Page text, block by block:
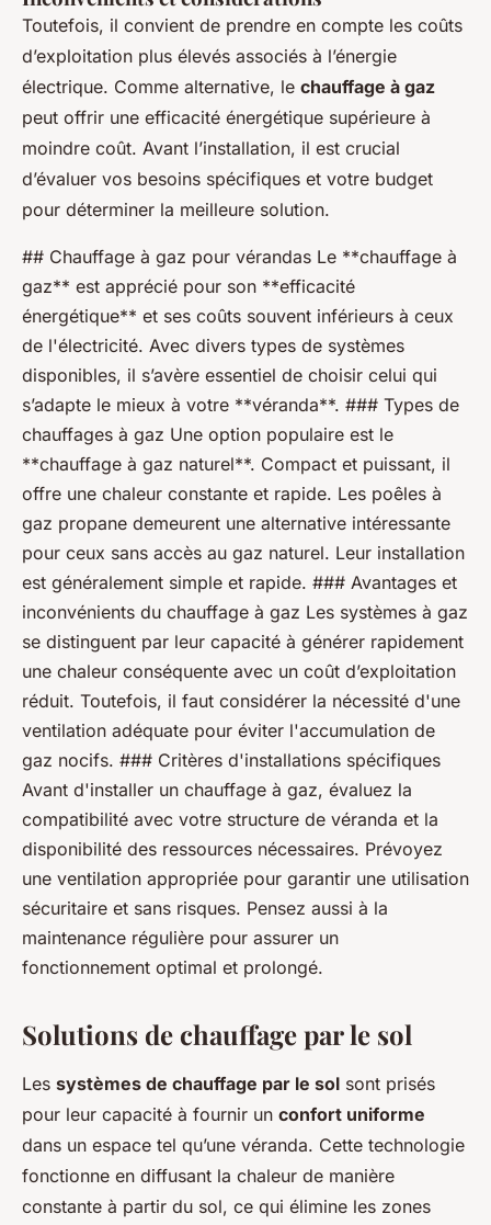
Toutefois, il convient de prendre en compte les coûts
d’exploitation plus élevés associés à l’énergie
électrique. Comme alternative, le chauffage à gaz
peut offrir une efficacité énergétique supérieure à
moindre coût. Avant l’installation, il est crucial
d’évaluer vos besoins spécifiques et votre budget
pour déterminer la meilleure solution.
## Chauffage à gaz pour vérandas Le **chauffage à
gaz** est apprécié pour son **efficacité
énergétique** et ses coûts souvent inférieurs à ceux
de l'électricité. Avec divers types de systèmes
disponibles, il s’avère essentiel de choisir celui qui
s’adapte le mieux à votre **véranda**. ### Types de
chauffages à gaz Une option populaire est le
**chauffage à gaz naturel**. Compact et puissant, il
offre une chaleur constante et rapide. Les poêles à
gaz propane demeurent une alternative intéressante
pour ceux sans accès au gaz naturel. Leur installation
est généralement simple et rapide. ### Avantages et
inconvénients du chauffage à gaz Les systèmes à gaz
se distinguent par leur capacité à générer rapidement
une chaleur conséquente avec un coût d’exploitation
réduit. Toutefois, il faut considérer la nécessité d'une
ventilation adéquate pour éviter l'accumulation de
gaz nocifs. ### Critères d'installations spécifiques
Avant d'installer un chauffage à gaz, évaluez la
compatibilité avec votre structure de véranda et la
disponibilité des ressources nécessaires. Prévoyez
une ventilation appropriée pour garantir une utilisation
sécuritaire et sans risques. Pensez aussi à la
maintenance régulière pour assurer un
fonctionnement optimal et prolongé.
Solutions de chauffage par le sol
Les systèmes de chauffage par le sol sont prisés
pour leur capacité à fournir un confort uniforme
dans un espace tel qu’une véranda. Cette technologie
fonctionne en diffusant la chaleur de manière
constante à partir du sol, ce qui élimine les zones